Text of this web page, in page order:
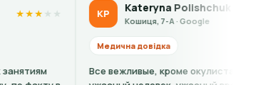
KP Kateryna Polishchuk
Кошиця, 7-А · Google
★★
Все вежливые, кроме окулиста - Штыркало О. -